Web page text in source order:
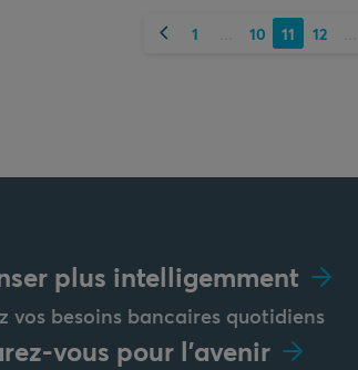
Précédent
1 10 11 12
plus intelligemment
vos besoins bancaires quotidiens
vous pour l'avenir